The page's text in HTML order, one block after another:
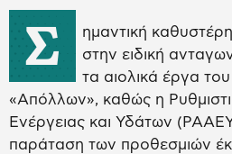
Σ
ημαντική
στην ειδική
τα αιολικά έργα
«Απόλλων», καθώς η
Ενέργειας και Υδάτων
παράταση των προθεσμιών